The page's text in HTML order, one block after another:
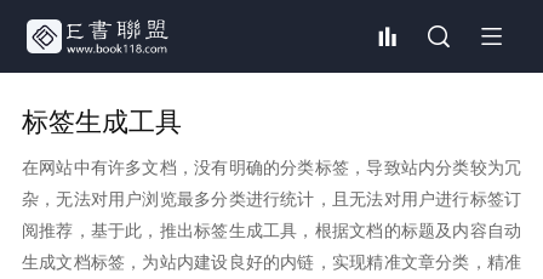
标签生成工具
在网站中有许多文档，没有明确的分类标签，导致站内分类较为冗
杂，无法对用户浏览最多分类进行统计，且无法对用户进行标签订
阅推荐，基于此，推出标签生成工具，根据文档的标题及内容自动
生成文档标签，为站内建设良好的内链，实现精准文章分类，精准